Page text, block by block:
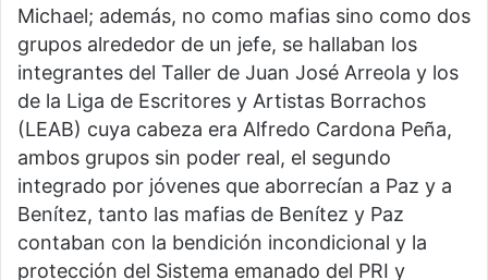
Michael; además, no como mafias sino como dos
grupos alrededor de un jefe, se hallaban los
integrantes del Taller de Juan José Arreola y los
de la Liga de Escritores y Artistas Borrachos
(LEAB) cuya cabeza era Alfredo Cardona Peña,
ambos grupos sin poder real, el segundo
integrado por jóvenes que aborrecían a Paz y a
Benítez, tanto las mafias de Benítez y Paz
contaban con la bendición incondicional y la
protección del Sistema emanado del PRI y